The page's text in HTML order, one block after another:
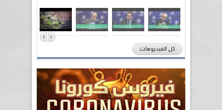
كل الفيديوهات